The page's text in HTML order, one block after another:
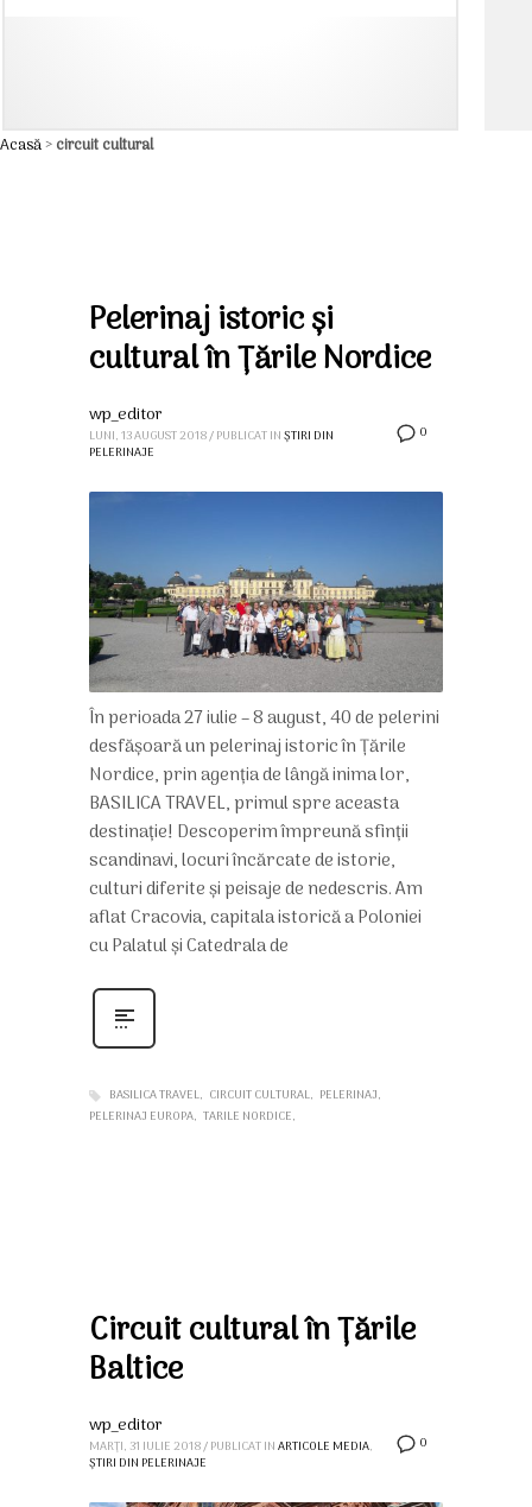
Acasă>circuit cultural
Pelerinaj istoric și
cultural în Țările Nordice
0
wp_editor
LUNI, 13 AUGUST 2018/PUBLICAT INȘTIRI DIN
PELERINAJE
În perioada 27 iulie – 8 august, 40 de pelerini
desfășoară un pelerinaj istoric în Țările
Nordice, prin agenția de lângă inima lor,
BASILICA TRAVEL, primul spre aceasta
destinație! Descoperim împreună sfinții
scandinavi, locuri încărcate de istorie,
culturi diferite și peisaje de nedescris. Am
aflat Cracovia, capitala istorică a Poloniei
cu Palatul și Catedrala de
BASILICA TRAVEL CIRCUIT CULTURAL PELERINAJ
PELERINAJ EUROPA TARILE NORDICE
Circuit cultural în Țările
Baltice
0
wp_editor
MARȚI, 31 IULIE 2018/PUBLICAT INARTICOLE MEDIA,
ȘTIRI DIN PELERINAJE